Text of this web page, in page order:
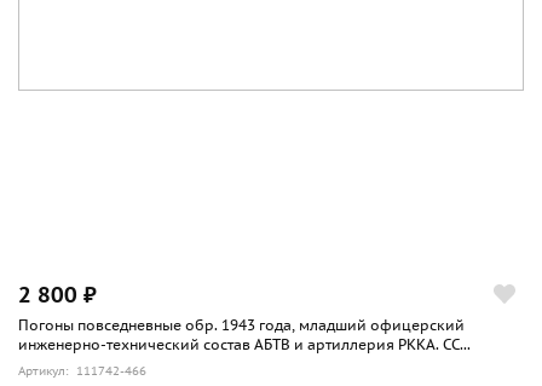
2 800 ₽
Погоны повседневные обр. 1943 года, младший офицерский
инженерно-технический состав АБТВ и артиллерия РККА. СС...
Артикул: 111742-466